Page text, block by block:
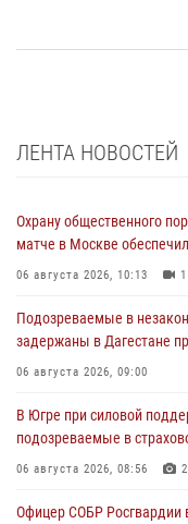
ЛЕНТА НОВОСТЕЙ
Охрану общественного
матче в Москве
06 августа 2026, 10:13 1
Подозреваемые в
задержаны в Дагестане
06 августа 2026, 09:00
В Югре при силовой
подозреваемые в
06 августа 2026, 08:56 2
Офицер СОБР Росгвардии